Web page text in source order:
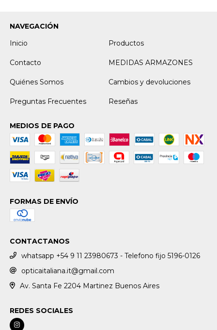
NAVEGACIÓN
Inicio
Productos
Contacto MEDIDAS ARMAZONES
Quiénes Somos Cambios y devoluciones
Preguntas Frecuentes Reseñas
MEDIOS DE PAGO
FORMAS DE ENVÍO
CONTACTANOS
whatsapp +54 9 11 23980673 - Telefono fijo 5196-0126
opticaitaliana.it@gmail.com
Av. Santa Fe 2204 Martinez Buenos Aires
REDES SOCIALES